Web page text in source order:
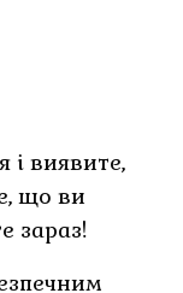
і виявите,
що ви
зараз!